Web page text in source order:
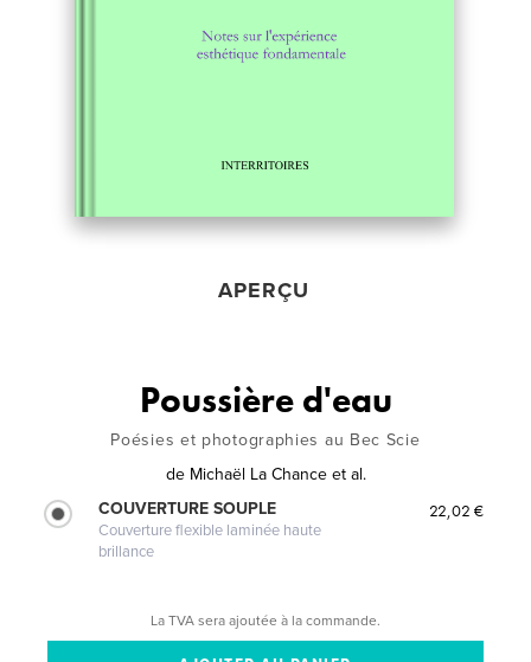
APERÇU
Poussière d'eau
Poésies et photographies au Bec Scie
de Michaël La Chance et al.
COUVERTURE SOUPLE
Couverture flexible laminée haute
brillance
22,02 €
La TVA sera ajoutée à la commande.